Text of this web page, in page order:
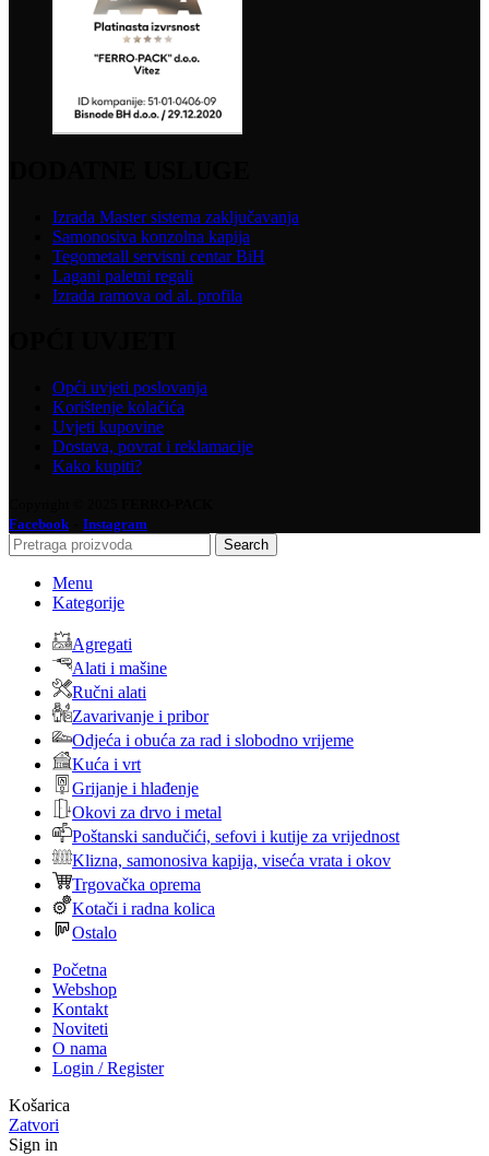
Izrada Master sistema zaključavanja
Samonosiva konzolna kapija
Tegometall servisni centar BiH
Lagani paletni regali
Izrada ramova od al. profila
Opći uvjeti poslovanja
Korištenje kolačića
Uvjeti kupovine
Dostava, povrat i reklamacije
Kako kupiti?
Facebook
Instagram
Search
Menu
Kategorije
Agregati
Alati i mašine
Ručni alati
Zavarivanje i pribor
Odjeća i obuća za rad i slobodno vrijeme
Kuća i vrt
Grijanje i hlađenje
Okovi za drvo i metal
Poštanski sandučići, sefovi i kutije za vrijednost
Klizna, samonosiva kapija, viseća vrata i okov
Trgovačka oprema
Kotači i radna kolica
Ostalo
Početna
Webshop
Kontakt
Noviteti
O nama
Login / Register
Košarica
Zatvori
Sign in